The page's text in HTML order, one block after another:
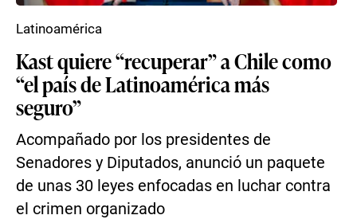
Kast quiere “recuperar” a Chile como
“el país de Latinoamérica más
seguro”
Acompañado por los presidentes de
Senadores y Diputados, anunció un paquete
de unas 30 leyes enfocadas en luchar contra
el crimen organizado
Latinoamérica